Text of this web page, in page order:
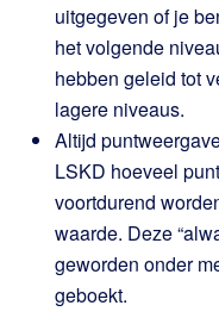
uitgegeven of je
het volgende
hebben geleid tot
lagere niveaus.
Altijd
LSKD hoeveel
voortdurend
waarde. Deze
geworden onder
geboekt.